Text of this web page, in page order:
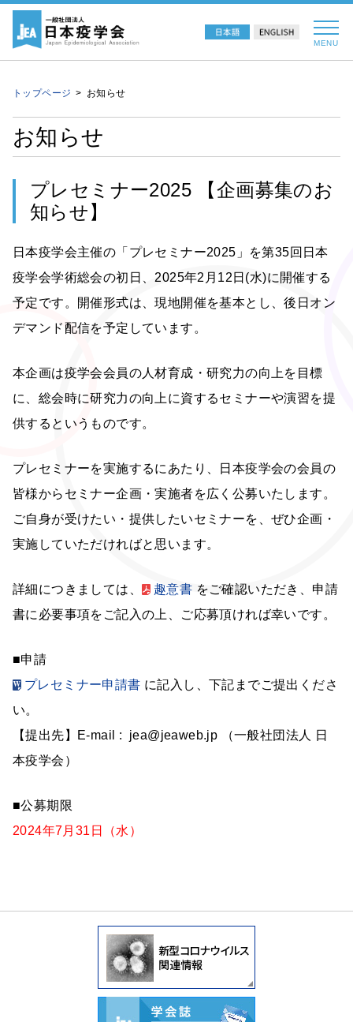
MENU
トップページ お知らせ
お知らせ
プレセミナー2025 【企画募集のお
知らせ】
日本疫学会主催の「プレセミナー2025」を第35回日本
疫学会学術総会の初日、2025年2月12日(水)に開催する
予定です。開催形式は、現地開催を基本とし、後日オン
デマンド配信を予定しています。
本企画は疫学会会員の人材育成・研究力の向上を目標
に、総会時に研究力の向上に資するセミナーや演習を提
供するというものです。
プレセミナーを実施するにあたり、日本疫学会の会員の
皆様からセミナー企画・実施者を広く公募いたします。
ご自身が受けたい・提供したいセミナーを、ぜひ企画・
実施していただければと思います。
詳細につきましては、 趣意書 をご確認いただき、申請
書に必要事項をご記入の上、ご応募頂ければ幸いです。
■申請
プレセミナー申請書 に記入し、下記までご提出くださ
い。
【提出先】E-mail : jea@jeaweb.jp （一般社団法人 日
本疫学会）
■公募期限
2024年7月31日（水）